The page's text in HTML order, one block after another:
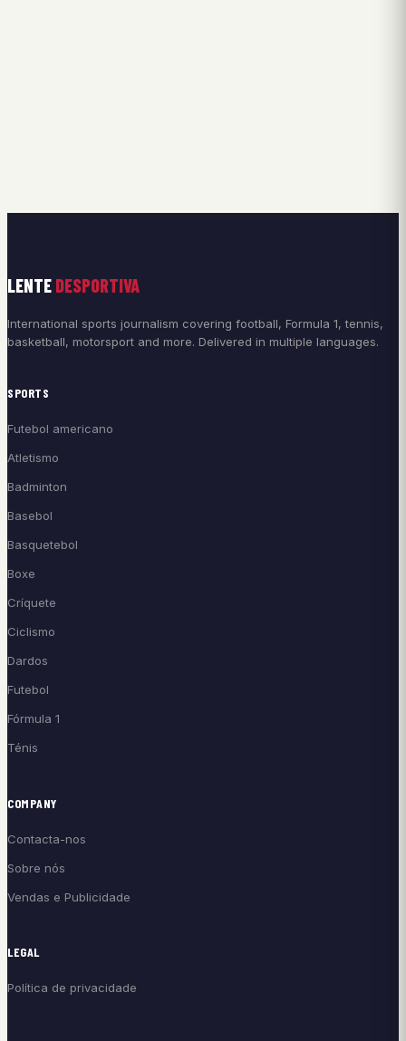
LENTE DESPORTIVA
International sports journalism covering football, Formula 1, tennis,
basketball, motorsport and more. Delivered in multiple languages.
SPORTS
Futebol americano
Atletismo
Badminton
Basebol
Basquetebol
Boxe
Críquete
Ciclismo
Dardos
Futebol
Fórmula 1
Ténis
COMPANY
Contacta-nos
Sobre nós
Vendas e Publicidade
LEGAL
Política de privacidade